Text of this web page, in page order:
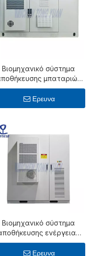
Βιομηχανικό σύστημα
μπαταριών
12 kw για ηλιακό
Ερευνα
Βιομηχανικό σύστημα
ενέργειας
μπαταριών της Κίνας
Ερευνα